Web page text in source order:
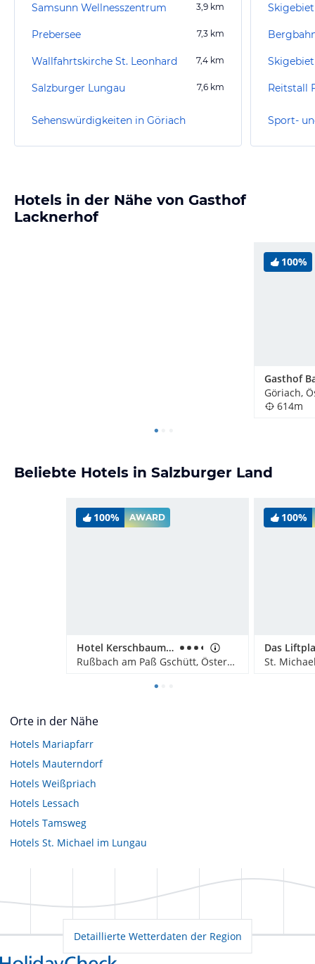
Samsunn Wellnesszentrum 3,9 km
Prebersee 7,3 km
Wallfahrtskirche St. Leonhard 7,4 km
Salzburger Lungau 7,6 km
Sehenswürdigkeiten in Göriach
Reitstall
Sport-
Hotels in der Nähe von Gasthof
Lacknerhof
100%
Gasthof
Göriach,
614m
Beliebte Hotels in Salzburger Land
100% AWARD
Hotel Kerschbaumer
Rußbach am Paß Gschütt, Österreich
100%
Das
St.
Orte in der Nähe
Hotels Mariapfarr
Hotels Mauterndorf
Hotels Weißpriach
Hotels Lessach
Hotels Tamsweg
Hotels St. Michael im Lungau
Detaillierte Wetterdaten der Region